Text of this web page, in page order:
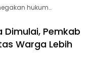
hukum…
Dimulai, Pemkab
Warga Lebih